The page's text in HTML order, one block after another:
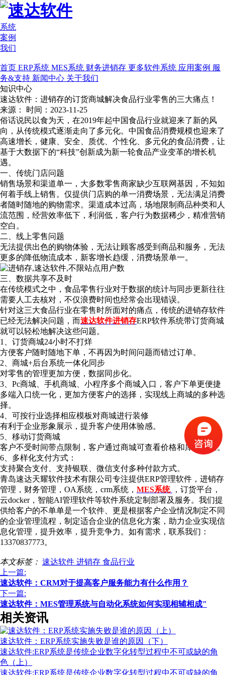
系统
案例
我们
首页 ERP系统 MES系统 财务进销存 更多软件系统 应用案例 服
务&支持 新闻中心 关于我们
知识中心
速达软件：进销存的订货商城解决食品行业零售的三大痛点！
来源： 时间：2023-11-25
俗话说民以食为天，在2019年起中国食品行业就迎来了新的风
向，从传统模式逐渐走向了多元化。中国食品消费规模也迎来了
高速增长，健康、安全、质优、个性化、多元化的食品消费，让
基于大数据下的“科技”创新成为新一轮食品产业变革的增长机
遇。
一、传统门店问题
销售场景和渠道单一，大多数零售商家缺少互联网基因，不知如
何着手线上销售。仅提供门店购的单一消费场景，无法满足消费
者随时随地的购物需求。渠道成本过高，场地限制商品种类和人
流范围，经营效率低下，利润低，客户行为数据稀少，精准营销
空白。
二、线上零售问题
无法提供出色的购物体验，无法让顾客感受到商品和服务，无法
更多的降低物流成本，新客增长趋缓，消费场景单一。
三、数据共享不及时
在传统模式之中，食品零售行业对于数据的统计与同步更新往往
需要人工去核对，不仅浪费时间也经常会出现错误。
针对这三大食品行业在零售时所面对的痛点，传统的进销存软件
已经无法解决问题，而速达软件进销存ERP软件系统带订货商城
就可以轻松地解决这些问题。
1、订货商城24小时不打烊
方便客户随时随地下单，不再因为时间问题而错过订单。
2、商城+后台系统一体化同步
对零售的管理更加方便，数据同步化。
3、Pc商城、手机商城、小程序多个商城入口，客户下单更便捷
多端入口统一化，更加方便客户的选择，实现线上商城的多种选
择。
4、可按行业选择相应模板对商城进行装修
有利于企业形象展示，提升客户使用体验感。
5、移动订货商城
客户不受时间带点限制，客户通过商城可查看价格和库存数量。
6、多样化支付方式：
支持聚合支付、支持银联、微信支付多种付款方式。
青岛速达天耀软件技术有限公司专注提供ERP管理软件，进销存
管理，财务管理，OA系统，crm系统， MES系统
，订货平台，
云docker，智能AI管理软件等软件系统定制部署及服务。我们提
供给客户的不单单是一个软件、更是根据客户企业情况制定不同
的企业管理流程，制定适合企业的信息化方案，助力企业实现信
息化管理，提升效率，提升竞争力。如有需求，联系我们：
13370837773。
本文标签： 速达软件 进销存 食品行业
上一篇:
速达软件：CRM对于提高客户服务能力有什么作用？
下一篇:
速达软件：MES管理系统与自动化系统如何实现相辅相成"
相关资讯
速达软件：ERP系统实施失败是谁的原因（下）
速达软件:ERP系统是传统企业数字化转型过程中不可或缺的角
色（上）
速达软件:ERP系统是传统企业数字化转型过程中不可或缺的角